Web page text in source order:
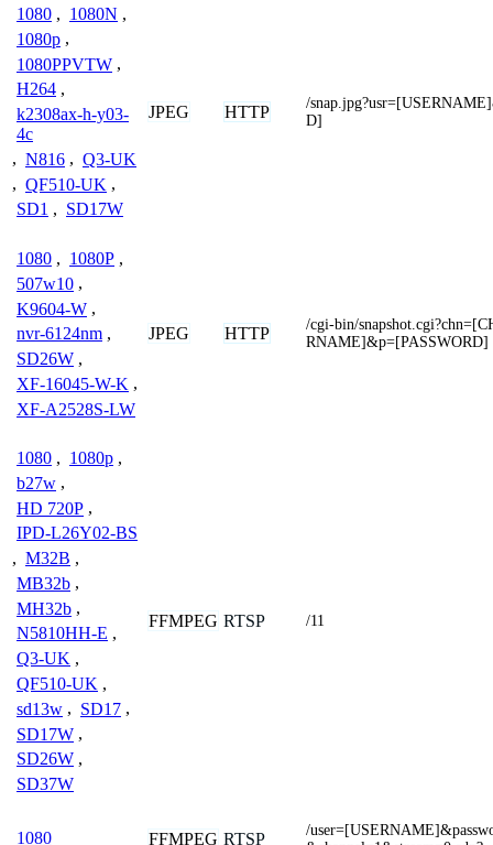
1080 , 1080N ,
1080p ,
1080PPVTW ,
H264 ,
k2308ax-h-y03-
4c
, N816 , Q3-UK
, QF510-UK ,
SD1 , SD17W
JPEG HTTP
/
D]
1080 , 1080P ,
507w10 ,
K9604-W ,
nvr-6124nm ,
SD26W ,
XF-16045-W-K ,
XF-A2528S-LW
JPEG HTTP
/cgi-bin/
RNAME]&p=[PASSWORD]
1080 , 1080p ,
b27w ,
HD 720P ,
IPD-L26Y02-BS
, M32B ,
MB32b ,
MH32b ,
N5810HH-E ,
Q3-UK ,
QF510-UK ,
sd13w , SD17 ,
SD17W ,
SD26W ,
SD37W
FFMPEG RTSP /11
1080 FFMPEG RTSP
/